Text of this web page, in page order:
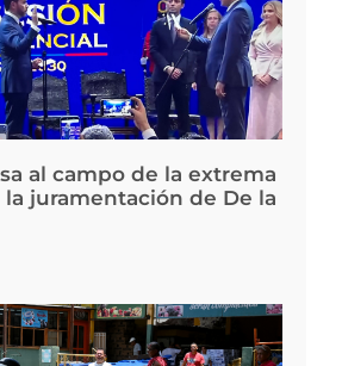
al campo de la extrema
juramentación de De la